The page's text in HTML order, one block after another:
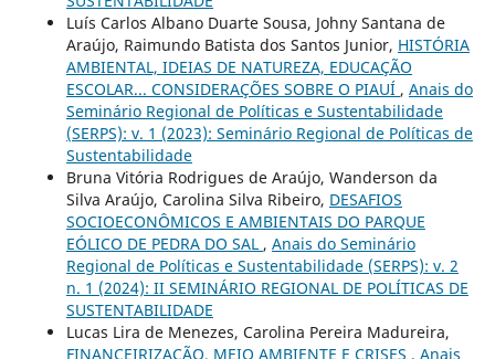
Luís Carlos Albano Duarte Sousa, Johny Santana de
Araújo, Raimundo Batista dos Santos Junior, HISTÓRIA
AMBIENTAL, IDEIAS DE NATUREZA, EDUCAÇÃO
ESCOLAR... CONSIDERAÇÕES SOBRE O PIAUÍ , Anais do
Seminário Regional de Políticas e Sustentabilidade
(SERPS): v. 1 (2023): Seminário Regional de Políticas de
Sustentabilidade
Bruna Vitória Rodrigues de Araújo, Wanderson da
Silva Araújo, Carolina Silva Ribeiro, DESAFIOS
SOCIOECONÔMICOS E AMBIENTAIS DO PARQUE
EÓLICO DE PEDRA DO SAL , Anais do Seminário
Regional de Políticas e Sustentabilidade (SERPS): v. 2
n. 1 (2024): II SEMINÁRIO REGIONAL DE POLÍTICAS DE
SUSTENTABILIDADE
Lucas Lira de Menezes, Carolina Pereira Madureira,
FINANCEIRIZAÇÃO, MEIO AMBIENTE E CRISES , Anais